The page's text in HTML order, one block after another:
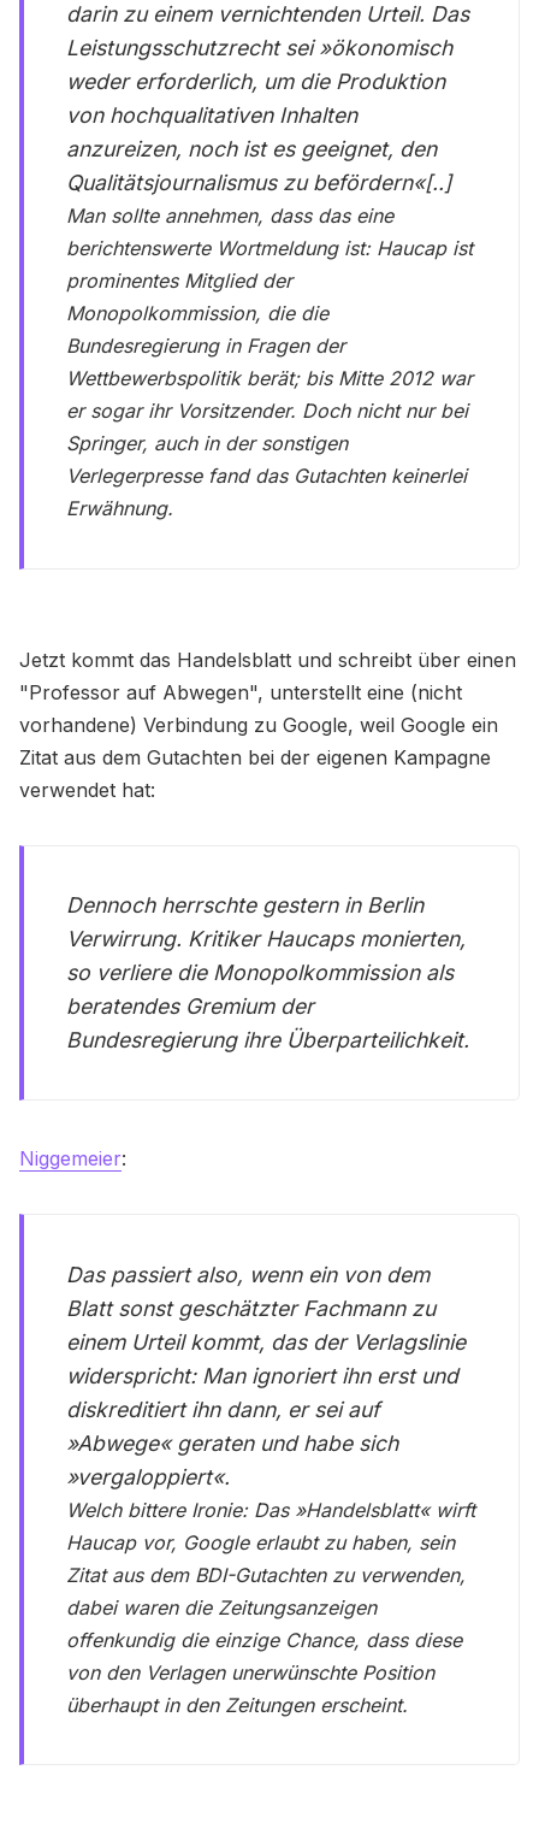
darin zu einem vernichtenden Urteil. Das
Leistungsschutzrecht sei »ökonomisch
weder erforderlich, um die Produktion
von hochqualitativen Inhalten
anzureizen, noch ist es geeignet, den
Qualitätsjournalismus zu befördern«[..]
Man sollte annehmen, dass das eine
berichtenswerte Wortmeldung ist: Haucap ist
prominentes Mitglied der
Monopolkommission, die die
Bundesregierung in Fragen der
Wettbewerbspolitik berät; bis Mitte 2012 war
er sogar ihr Vorsitzender. Doch nicht nur bei
Springer, auch in der sonstigen
Verlegerpresse fand das Gutachten keinerlei
Erwähnung.
Jetzt kommt das Handelsblatt und schreibt über einen
"Professor auf Abwegen", unterstellt eine (nicht
vorhandene) Verbindung zu Google, weil Google ein
Zitat aus dem Gutachten bei der eigenen Kampagne
verwendet hat:
Dennoch herrschte gestern in Berlin
Verwirrung. Kritiker Haucaps monierten,
so verliere die Monopolkommission als
beratendes Gremium der
Bundesregierung ihre Überparteilichkeit.
Niggemeier:
Das passiert also, wenn ein von dem
Blatt sonst geschätzter Fachmann zu
einem Urteil kommt, das der Verlagslinie
widerspricht: Man ignoriert ihn erst und
diskreditiert ihn dann, er sei auf
»Abwege« geraten und habe sich
»vergaloppiert«.
Welch bittere Ironie: Das »Handelsblatt« wirft
Haucap vor, Google erlaubt zu haben, sein
Zitat aus dem BDI-Gutachten zu verwenden,
dabei waren die Zeitungsanzeigen
offenkundig die einzige Chance, dass diese
von den Verlagen unerwünschte Position
überhaupt in den Zeitungen erscheint.